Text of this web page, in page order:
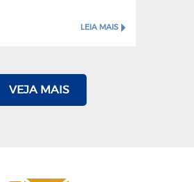
LEIA MAIS
VEJA MAIS